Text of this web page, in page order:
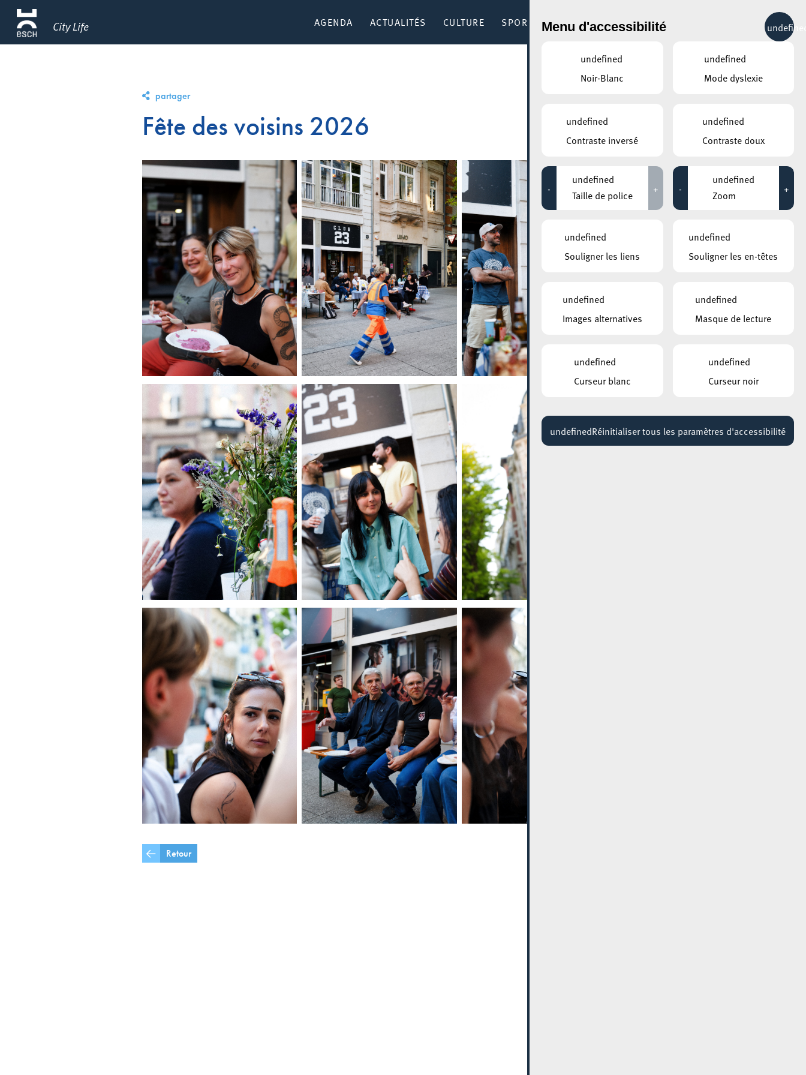
City Life AGENDA ACTUALITÉS CULTURE SPORT & RÉCRÉATION MOBILITÉ
partager
Fête des voisins 2026
Retour
14°C
Menu d'accessibilité
undefined
Noir-Blanc
undefined
Mode dyslexie
undefined
Contraste inversé
undefined
Contraste doux
-
undefined
Taille de police
+ -
undefined
Zoom
+
undefined
Souligner les liens
undefined
Souligner les en-têtes
undefined
Images alternatives
undefined
Masque de lecture
undefined
Curseur blanc
undefined
Curseur noir
undefinedRéinitialiser tous les paramètres d'accessibilité